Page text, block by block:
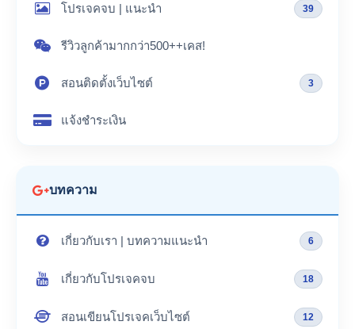
โปรเจคจบ | แนะนำ 39
รีวิวลูกค้ามากกว่า500++เคส!
สอนติดตั้งเว็บไซต์ 3
แจ้งชำระเงิน
บทความ
เกี่ยวกับเรา | บทความแนะนำ 6
เกี่ยวกับโปรเจคจบ 18
สอนเขียนโปรเจคเว็บไซต์ 12